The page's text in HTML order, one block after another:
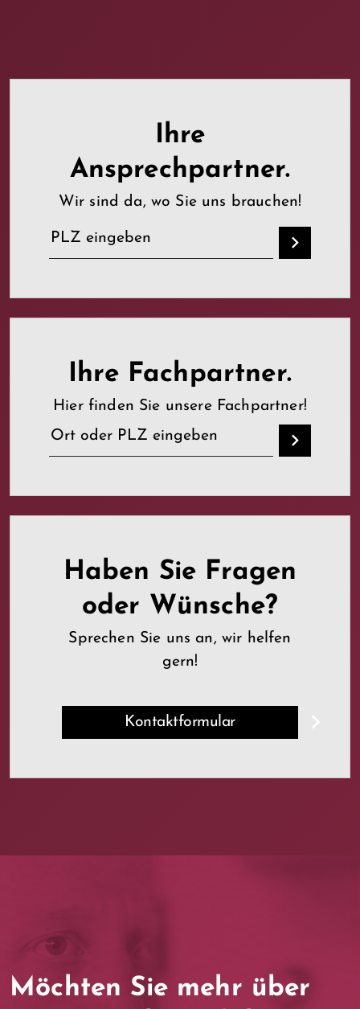
Ihre
Ansprechpartner.
Wir sind da, wo Sie uns brauchen!
Ihre Fachpartner.
Hier finden Sie unsere Fachpartner!
Haben Sie Fragen
oder Wünsche?
Sprechen Sie uns an, wir helfen
gern!
Kontaktformular
Möchten Sie mehr über